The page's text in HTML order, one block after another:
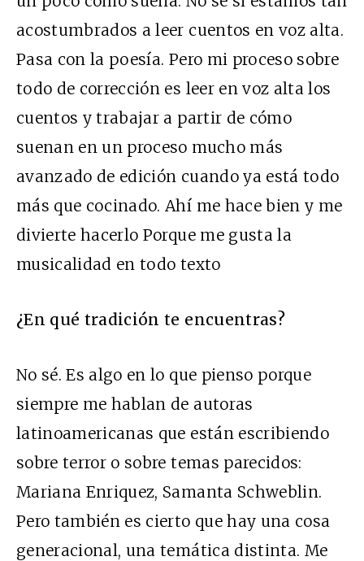
acostumbrados a leer cuentos en voz alta.
Pasa con la poesía. Pero mi proceso sobre
todo de corrección es leer en voz alta los
cuentos y trabajar a partir de cómo
suenan en un proceso mucho más
avanzado de edición cuando ya está todo
más que cocinado. Ahí me hace bien y me
divierte hacerlo Porque me gusta la
musicalidad en todo texto
¿En qué tradición te encuentras?
No sé. Es algo en lo que pienso porque
siempre me hablan de autoras
latinoamericanas que están escribiendo
sobre terror o sobre temas parecidos:
Mariana Enriquez, Samanta Schweblin.
Pero también es cierto que hay una cosa
generacional, una temática distinta. Me